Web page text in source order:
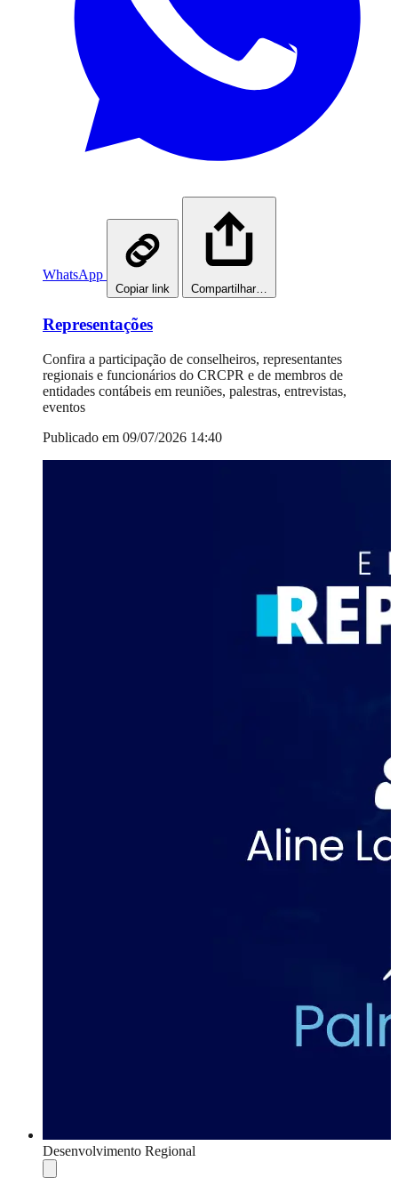
WhatsApp
Copiar link Compartilhar…
Representações
Confira a participação de conselheiros, representantes
regionais e funcionários do CRCPR e de membros de
entidades contábeis em reuniões, palestras, entrevistas,
eventos
Publicado em 09/07/2026 14:40
Desenvolvimento Regional
Compartilhar